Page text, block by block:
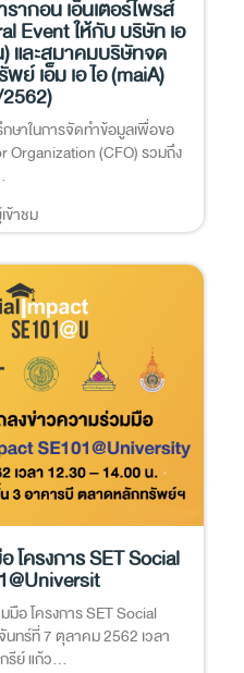
ากอน เอ็นเตอร์ไพรส์
Event ให้กับ บริษัท เอ
และสมาคมบริษัทจด
ย์ เอ็ม เอ ไอ (maiA)
ษาในการจัดทำข้อมูลเพื่อขอ
Organization (CFO) รวมถึง
ข้าชม
โครงการ SET Social
อ โครงการ SET Social
ทร์ที่ 7 ตุลาคม 2562 เวลา
รีย์ แก้ว...